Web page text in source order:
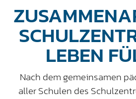
LEBEN
Nach dem gemeinsamen
aller Schulen des